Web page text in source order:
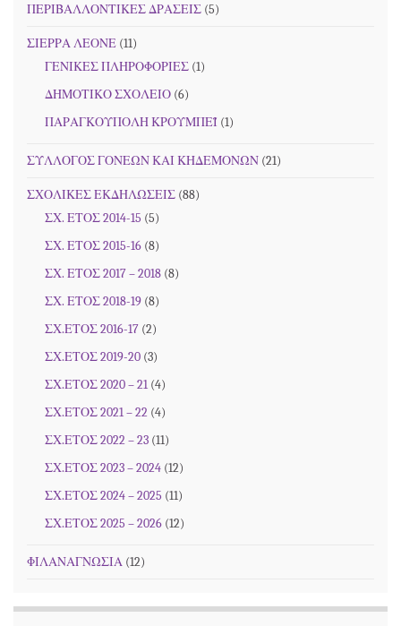
ΠΕΡΙΒΑΛΛΟΝΤΙΚΕΣ ΔΡΑΣΕΙΣ (5)
ΣΙΕΡΡΑ ΛΕΟΝΕ (11)
ΓΕΝΙΚΕΣ ΠΛΗΡΟΦΟΡΙΕΣ (1)
ΔΗΜΟΤΙΚΟ ΣΧΟΛΕΙΟ (6)
ΠΑΡΑΓΚΟΥΠΟΛΗ ΚΡΟΥΜΠΕΪ (1)
ΣΥΛΛΟΓΟΣ ΓΟΝΕΩΝ ΚΑΙ ΚΗΔΕΜΟΝΩΝ (21)
ΣΧΟΛΙΚΕΣ ΕΚΔΗΛΩΣΕΙΣ (88)
ΣΧ. ΕΤΟΣ 2014-15 (5)
ΣΧ. ΕΤΟΣ 2015-16 (8)
ΣΧ. ΕΤΟΣ 2017 – 2018 (8)
ΣΧ. ΕΤΟΣ 2018-19 (8)
ΣΧ.ΕΤΟΣ 2016-17 (2)
ΣΧ.ΕΤΟΣ 2019-20 (3)
ΣΧ.ΕΤΟΣ 2020 – 21 (4)
ΣΧ.ΕΤΟΣ 2021 – 22 (4)
ΣΧ.ΕΤΟΣ 2022 – 23 (11)
ΣΧ.ΕΤΟΣ 2023 – 2024 (12)
ΣΧ.ΕΤΟΣ 2024 – 2025 (11)
ΣΧ.ΕΤΟΣ 2025 – 2026 (12)
ΦΙΛΑΝΑΓΝΩΣΙΑ (12)